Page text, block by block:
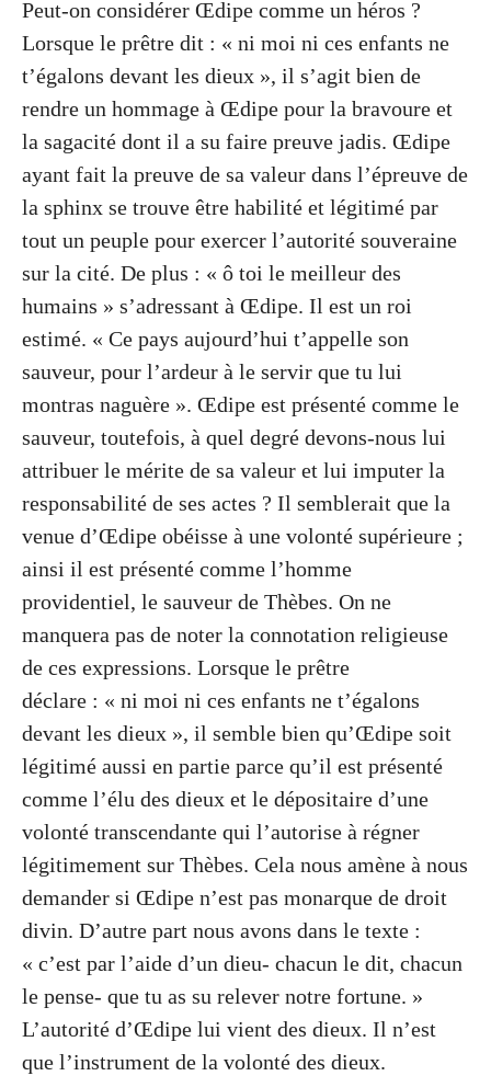
Peut-on considérer Œdipe comme un héros ?
Lorsque le prêtre dit : « ni moi ni ces enfants ne
t’égalons devant les dieux », il s’agit bien de
rendre un hommage à Œdipe pour la bravoure et
la sagacité dont il a su faire preuve jadis. Œdipe
ayant fait la preuve de sa valeur dans l’épreuve de
la sphinx se trouve être habilité et légitimé par
tout un peuple pour exercer l’autorité souveraine
sur la cité. De plus : « ô toi le meilleur des
humains » s’adressant à Œdipe. Il est un roi
estimé. « Ce pays aujourd’hui t’appelle son
sauveur, pour l’ardeur à le servir que tu lui
montras naguère ». Œdipe est présenté comme le
sauveur, toutefois, à quel degré devons-nous lui
attribuer le mérite de sa valeur et lui imputer la
responsabilité de ses actes ? Il semblerait que la
venue d’Œdipe obéisse à une volonté supérieure ;
ainsi il est présenté comme l’homme
providentiel, le sauveur de Thèbes. On ne
manquera pas de noter la connotation religieuse
de ces expressions. Lorsque le prêtre
déclare : « ni moi ni ces enfants ne t’égalons
devant les dieux », il semble bien qu’Œdipe soit
légitimé aussi en partie parce qu’il est présenté
comme l’élu des dieux et le dépositaire d’une
volonté transcendante qui l’autorise à régner
légitimement sur Thèbes. Cela nous amène à nous
demander si Œdipe n’est pas monarque de droit
divin. D’autre part nous avons dans le texte :
« c’est par l’aide d’un dieu- chacun le dit, chacun
le pense- que tu as su relever notre fortune. »
L’autorité d’Œdipe lui vient des dieux. Il n’est
que l’instrument de la volonté des dieux.